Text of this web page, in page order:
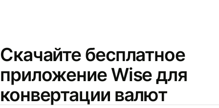
Скачайте бесплатное
приложение Wise для
конвертации валют